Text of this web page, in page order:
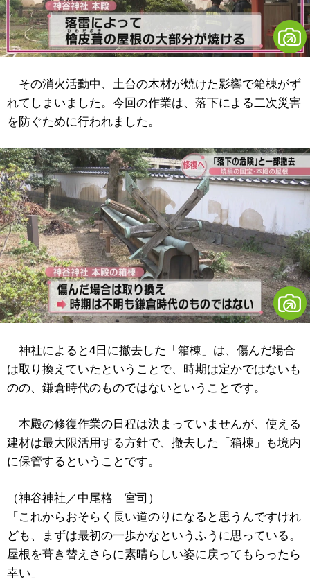
その消火活動中、土台の木材が焼けた影響で箱棟がず
れてしまいました。今回の作業は、落下による二次災害
を防ぐために行われました。
神社によると4日に撤去した「箱棟」は、傷んだ場合
は取り換えていたということで、時期は定かではないも
のの、鎌倉時代のものではないということです。
本殿の修復作業の日程は決まっていませんが、使える
建材は最大限活用する方針で、撤去した「箱棟」も境内
に保管するということです。
（神谷神社／中尾格 宮司）
「これからおそらく長い道のりになると思うんですけれ
ども、まずは最初の一歩かなというふうに思っている。
屋根を葺き替えさらに素晴らしい姿に戻ってもらったら
幸い」